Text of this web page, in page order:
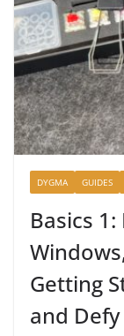
DYGMA GUIDES
Basics
Getting
and Defy